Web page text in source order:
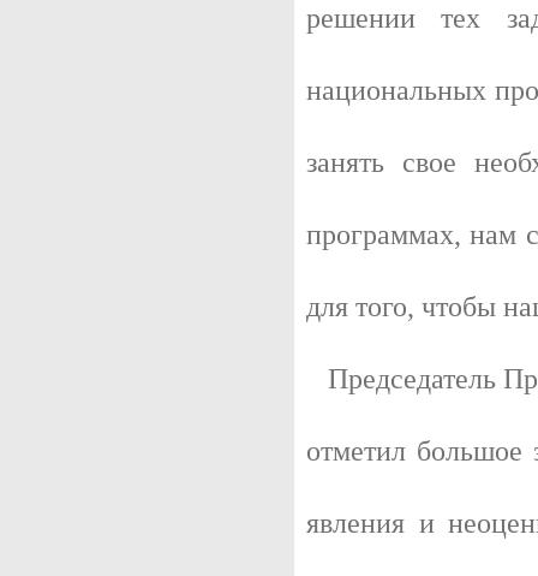
решении тех
национальных
занять свое
программах, нам
для того, чтобы
Председатель
отметил большое
явления и